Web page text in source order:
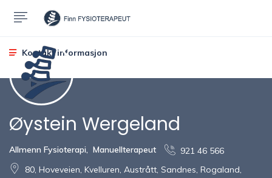
Kontakt informasjon
Øystein Wergeland
Allmenn Fysioterapi Manuellterapeut
921 46 566
80, Hoveveien, Kvelluren, Austrått, Sandnes, Rogaland,